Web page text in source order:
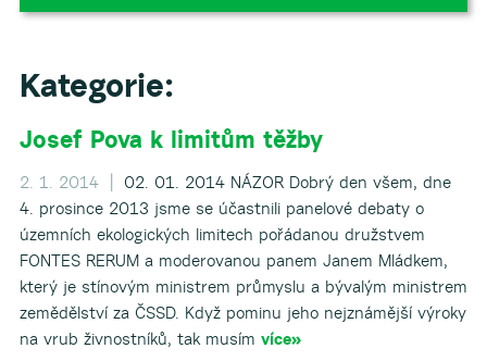
Kategorie:
Josef Pova k limitům těžby
2. 1. 2014 |
02. 01. 2014 NÁZOR Dobrý den všem, dne
4. prosince 2013 jsme se účastnili panelové debaty o
územních ekologických limitech pořádanou družstvem
FONTES RERUM a moderovanou panem Janem Mládkem,
který je stínovým ministrem průmyslu a bývalým ministrem
zemědělství za ČSSD. Když pominu jeho nejznámější výroky
na vrub živnostníků, tak musím více»